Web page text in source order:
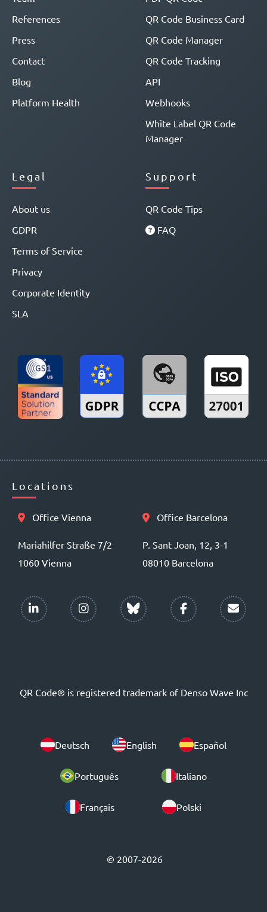
References
Press
Contact
Blog
Platform Health
QR Code Business Card
QR Code Manager
QR Code Tracking
API
Webhooks
White Label QR Code
Manager
Legal
About us
GDPR
Terms of Service
Privacy
Corporate Identity
SLA
Support
QR Code Tips
FAQ
Locations
Office Vienna
Mariahilfer Straße 7/2
1060 Vienna
Office Barcelona
P. Sant Joan, 12, 3-1
08010 Barcelona
QR Code® is registered trademark of Denso Wave Inc
Deutsch English Español
Português Italiano
Français Polski
© 2007-2026